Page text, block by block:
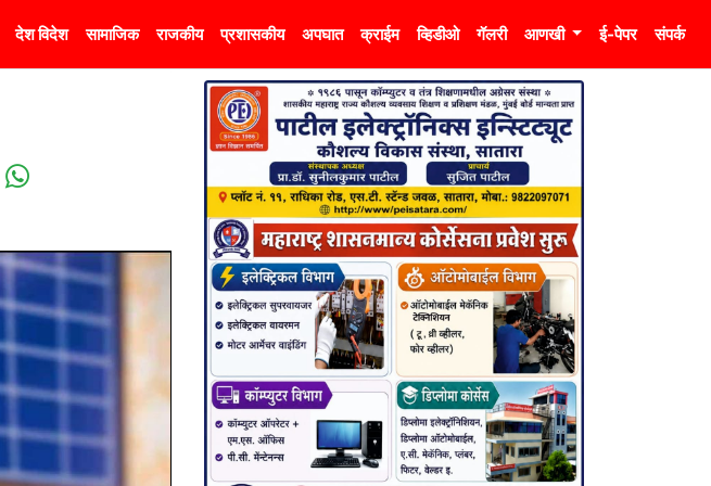
देश विदेश सामाजिक राजकीय प्रशासकीय अपघात क्राईम व्हिडीओ गॅलरी आणखी ई-पेपर संपर्क